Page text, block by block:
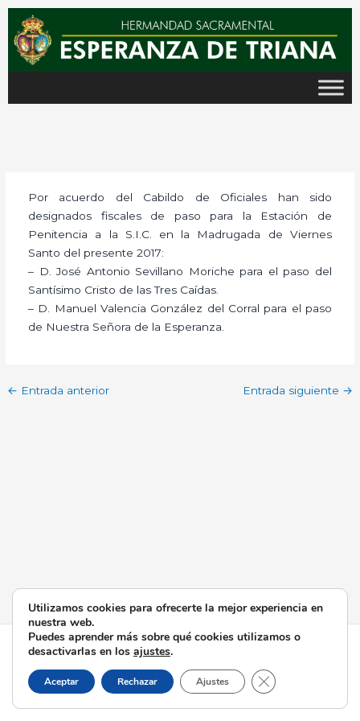
contenido
Por acuerdo del Cabildo de Oficiales han sido
designados fiscales de paso para la Estación de
Penitencia a la S.I.C. en la Madrugada de Viernes
Santo del presente 2017:
– D. José Antonio Sevillano Moriche para el paso del
Santísimo Cristo de las Tres Caídas.
– D. Manuel Valencia González del Corral para el paso
de Nuestra Señora de la Esperanza.
← Entrada anterior Entrada siguiente →
Todos los derechos © 2026 Esperanza de Triana | Funciona
gracias aTema Astra para WordPress
Utilizamos cookies para ofrecerte la mejor experiencia en
nuestra web.
Puedes aprender más sobre qué cookies utilizamos o
desactivarlas en los ajustes.
Aceptar Rechazar Ajustes Cerrar el banner